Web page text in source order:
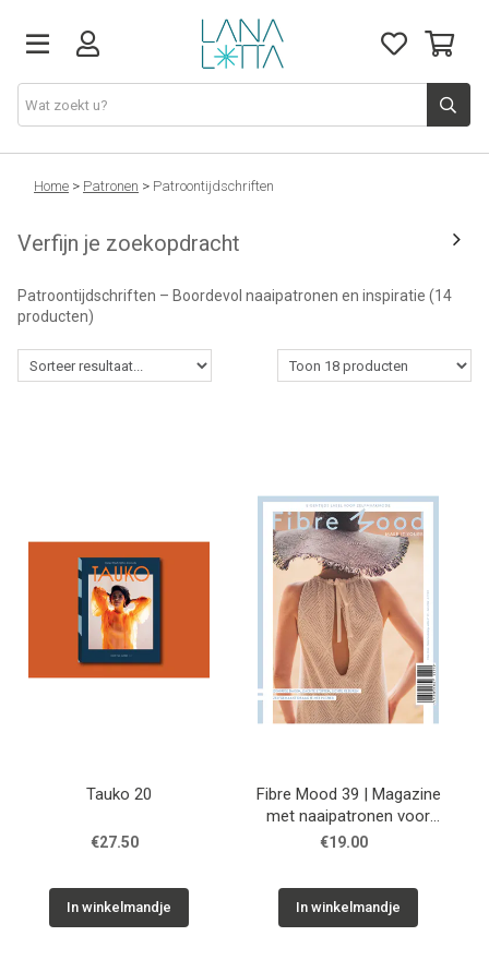
Stoffen
Fournituren
Naaigerief
Patronen
Tips & tricks
Cadeaubon
Solden
Home > Patronen > Patroontijdschriften
Verfijn je zoekopdracht
Patroontijdschriften – Boordevol naaipatronen en inspiratie (14
producten)
Tauko 20
€27.50
In winkelmandje
Fibre Mood 39 | Magazine
met naaipatronen voor
dames
€19.00
In winkelmandje